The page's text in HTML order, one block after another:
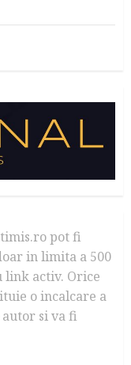
pot fi
in limita a 500
link activ. Orice
o incalcare a
si va fi